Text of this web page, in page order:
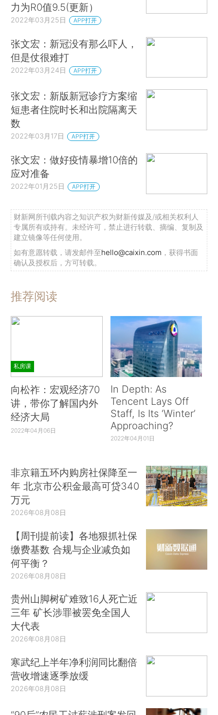
力为R0值9.5(更新）
2022年03月25日 APP打开
张文宏：新冠没有那么吓人，
但是仗很难打
2022年03月24日 APP打开
张文宏：新版新冠诊疗方案缩
短患者住院时长和出院隔离天
数
2022年03月17日 APP打开
张文宏：做好疫情暴增10倍的
应对准备
2022年01月25日 APP打开
财新网所刊载内容之知识产权为财新传媒及/或相关权利人
专属所有或持有。未经许可，禁止进行转载、摘编、复制及
建立镜像等任何使用。
如有意愿转载，请发邮件至hello@caixin.com ，获得书面
确认及授权后，方可转载。
推荐阅读
私房课
向松祚：宏观经济70
讲，带你了解国内外
经济大局
2022年04月06日
In Depth: As
Tencent Lays Off
Staff, Is Its ‘Winter’
Approaching?
2022年04月01日
非京籍五环内购房社保降至一
年 北京市公积金最高可贷340
万元
2026年08月08日
【周刊提前读】各地狠抓社保
缴费基数 合规与企业减负如
何平衡？
2026年08月08日
贵州山脚树矿难致16人死亡近
三年 矿长涉罪被罢免全国人
大代表
2026年08月08日
寒武纪上半年净利润同比翻倍
营收增速逐季放缓
2026年08月08日